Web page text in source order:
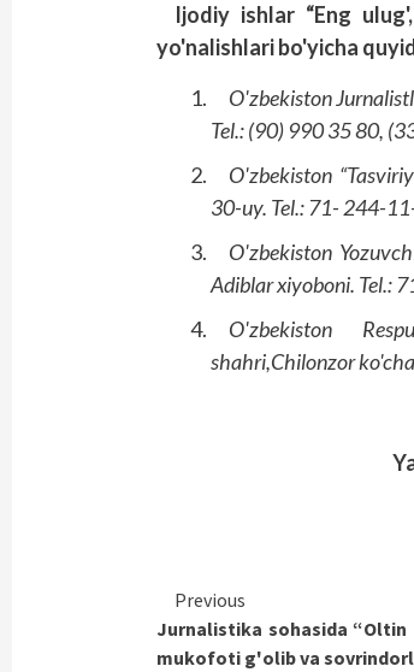
Ijodiy ishlar “Eng
yo'nalishlari bo'yicha
O'zbekiston
Tel.: (90) 990 35 80,
O'zbekiston
30-uy. Tel.: 71- 244-
O'zbekiston
Adiblar xiyoboni. Tel.:
O'zbekiston
shahri,Chilonzor
Continue
Reading
Previous
Jurnalistika sohasida “Oltin
mukofoti g'olib va